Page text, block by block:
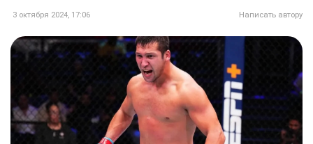
3 октября 2024, 17:06 Написать автору